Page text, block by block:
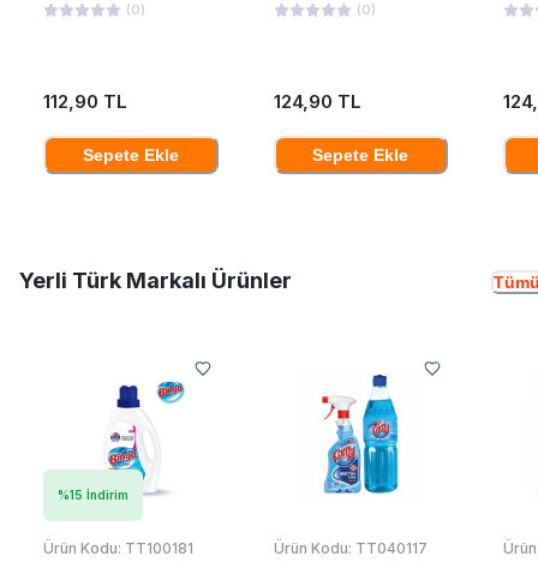
(0)
112,90 TL
Sepete Ekle
(0)
124,90 TL
Sepete Ekle
Yerli Türk Markalı Ürünler
%15 İndirim
Ürün Kodu: TT100181 Ürün Kodu: TT040117